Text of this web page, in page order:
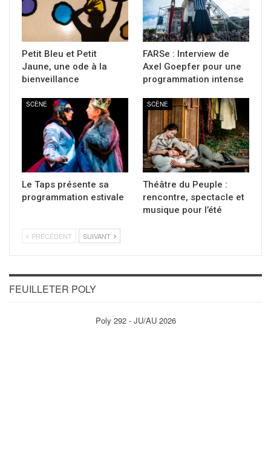
Petit Bleu et Petit
Jaune, une ode à la
bienveillance
FARSe : Interview de
Axel Goepfer pour une
programmation intense
SCÈNE
Le Taps présente sa
programmation estivale
SCÈNE
Théâtre du Peuple :
rencontre, spectacle et
musique pour l’été
PRÉCÉDENT SUIVANT
FEUILLETER POLY
Poly 292 - JU/AU 2026